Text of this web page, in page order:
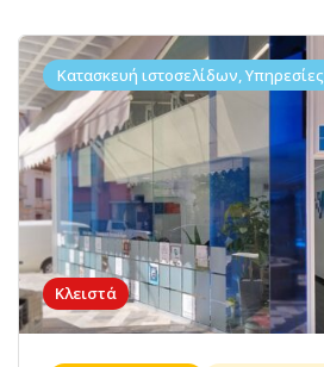
Κλειστά
Κατασκευή ιστοσελίδων, Υπηρεσίες